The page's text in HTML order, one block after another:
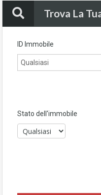
Trova La
ID Immobile
Stato dell'immobile